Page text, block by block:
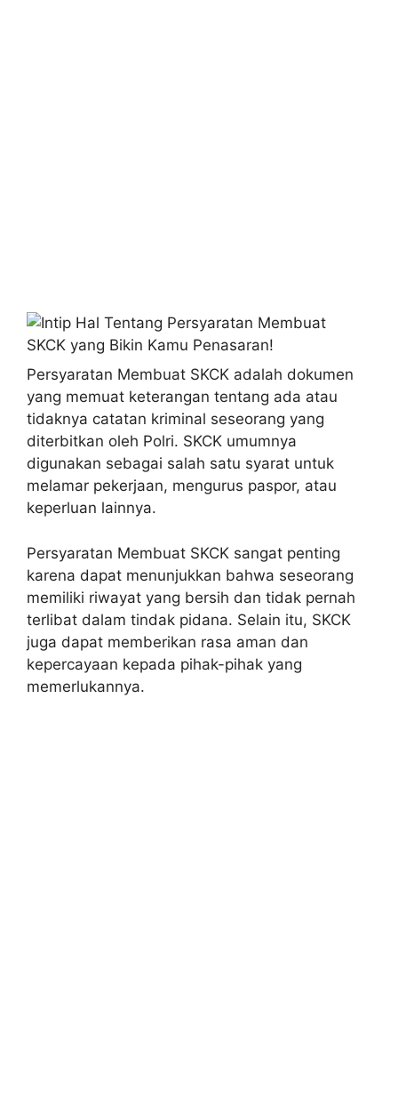
Persyaratan Membuat SKCK adalah dokumen
yang memuat keterangan tentang ada atau
tidaknya catatan kriminal seseorang yang
diterbitkan oleh Polri. SKCK umumnya
digunakan sebagai salah satu syarat untuk
melamar pekerjaan, mengurus paspor, atau
keperluan lainnya.
Persyaratan Membuat SKCK sangat penting
karena dapat menunjukkan bahwa seseorang
memiliki riwayat yang bersih dan tidak pernah
terlibat dalam tindak pidana. Selain itu, SKCK
juga dapat memberikan rasa aman dan
kepercayaan kepada pihak-pihak yang
memerlukannya.